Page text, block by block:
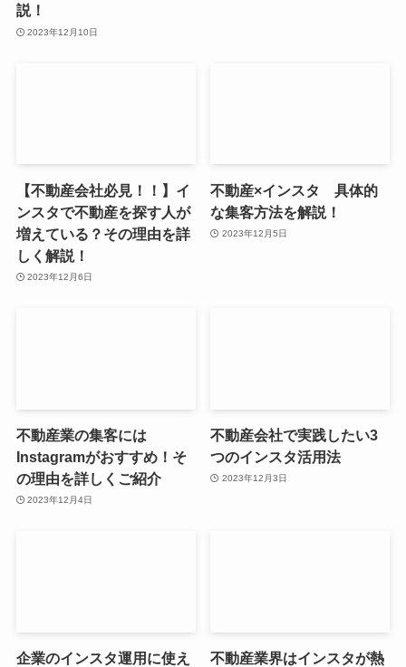
説！
2023年12月10日
【不動産会社必見！！】イ
ンスタで不動産を探す人が
増えている？その理由を詳
しく解説！
2023年12月6日
不動産×インスタ 具体的
な集客方法を解説！
2023年12月5日
不動産業の集客には
Instagramがおすすめ！そ
の理由を詳しくご紹介
2023年12月4日
不動産会社で実践したい3
つのインスタ活用法
2023年12月3日
企業のインスタ運用に使え
不動産業界はインスタが熱